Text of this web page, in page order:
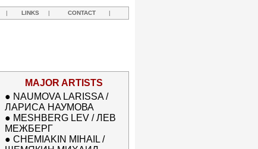
| LINKS | CONTACT |
MAJOR ARTISTS
● NAUMOVA LARISSA /
ЛАРИСА НАУМОВА
● MESHBERG LEV / ЛЕВ
МЕЖБЕРГ
● CHEMIAKIN MIHAIL /